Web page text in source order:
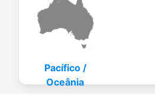
Pacífico /
Oceânia